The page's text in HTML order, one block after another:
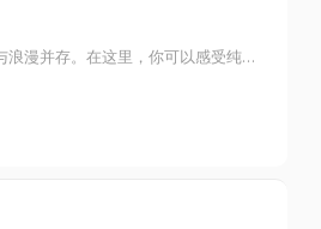
稻田之乡，静谧与浪漫并存。在这里，你可以感受纯朴的风情，也能遇见独属于夜晚的柔情时光。